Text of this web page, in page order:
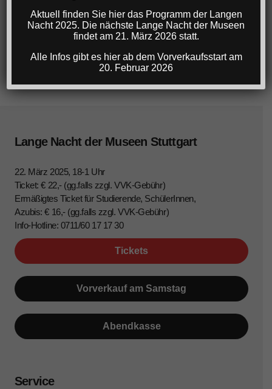
Lange Nacht der Museen Stuttgart
22. März 2025, 18-1 Uhr
Ticket: € 22,- (gg.falls zzgl. VVK-Gebühr)
Ermäßigtes Ticket für Studierende, SchülerInnen,
Azubis: € 16,- (gg.falls zzgl. VVK-Gebühr)
Info-Hotline: 0711/60 17 17 30
Tickets
Vorverkauf am Samstag
Abendkasse
Service
Aktuell finden Sie hier das Programm der Langen
Nacht 2025. Die nächste Lange Nacht der Museen
findet am 21. März 2026 statt.
Alle Infos gibt es hier ab dem Vorverkaufsstart am
20. Februar 2026